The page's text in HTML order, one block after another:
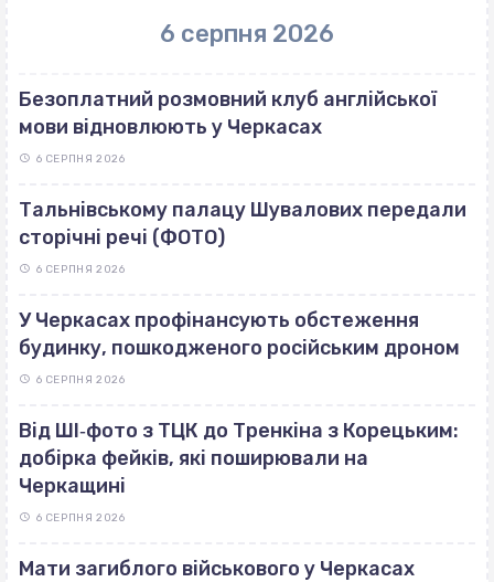
6 серпня 2026
Безоплатний розмовний клуб англійської
мови відновлюють у Черкасах
6 СЕРПНЯ 2026
Тальнівському палацу Шувалових передали
сторічні речі (ФОТО)
6 СЕРПНЯ 2026
У Черкасах профінансують обстеження
будинку, пошкодженого російським дроном
6 СЕРПНЯ 2026
Від ШІ‐фото з ТЦК до Тренкіна з Корецьким:
добірка фейків, які поширювали на
Черкащині
6 СЕРПНЯ 2026
Мати загиблого військового у Черкасах